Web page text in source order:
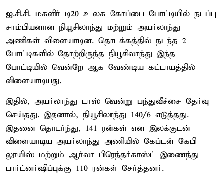
ஐ.சி.சி. மகளிர் டி20 உலக கோப்பை போட்டியில் நடப்பு
சாம்பியனான நியூசிலாந்து மற்றும் அயர்லாந்து
அணிகள் விளையாடின. தொடக்கத்தில் நடந்த 2
போட்டிகளில் தோற்றிருந்த நியூசிலாந்து இந்த
போட்டியில் வென்றே ஆக வேண்டிய கட்டாயத்தில்
விளையாடியது.
இதில், அயர்லாந்து டாஸ் வென்று பந்துவீச்சை தேர்வு
செய்தது. இதனால், நியூசிலாந்து 140/6 எடுத்தது.
இதனை தொடர்ந்து, 141 ரன்கள் என இலக்குடன்
விளையாடிய அயர்லாந்து அணியில் கேப்டன் கேபி
லூயிஸ் மற்றும் ஆர்லா பிரெந்தர்காஸ்ட் இணைந்து
பார்ட்னர்ஷிப்புக்கு 110 ரன்கள் சேர்த்தனர்.